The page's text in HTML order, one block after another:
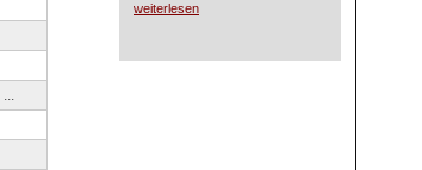
...
weiterlesen